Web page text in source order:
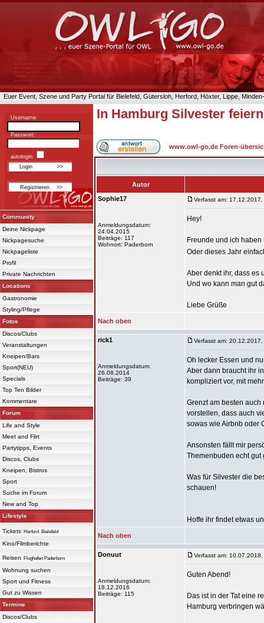
Euer Event, Szene und Party Portal für Bielefeld, Gütersloh, Herford, Höxter, Lippe,
Username:
Passwort:
autologin:
Community
Deine Nickpage
Nickpagesuche
Nickpageliste
Profil
Private Nachrichten
Locations
Gastronomie
Styling/Pflege
Fotos
Discos/Clubs
Veranstaltungen
Kneipen/Bars
Sport(NEU)
Specials
Top Ten Bilder
Kommentare
Forum
Life and Style
Meet and Flirt
Partytipps, Events
Discos, Clubs
Kneipen, Bistros
Sport
Suche im Forum
New and Top
Lifestyle
Tickets Herford Bielefeld
Kino/Filmberichte
Reisen Flughafen Paderborn
Wohnung suchen
Sport und Fitness
Gut zu Wissen
Termine
Discos/Clubs
In Hamburg Silvester
www.owl-go.de Foren-
Autor
Sophie17
Anmeldungsdatum:
24.04.2015
Beiträge: 117
Wohnort: Paderborn
Verfasst am:
Hey!
Freunde und ich
Oder dieses Jahr
Aber denkt ihr, dass es
Und wo kann man gut
Liebe Grüße
Nach oben
rick1
Anmeldungsdatum:
26.08.2014
Beiträge: 39
Verfasst am:
Oh lecker Essen und
Aber dann braucht ihr
kompliziert vor, mit
Grenzt am besten
vorstellen, dass auch
sowas wie Airbnb oder
Ansonsten fällt mir
Themenbuden echt
Was für Silvester die
schauen!
Hoffe ihr findet etwas
Nach oben
Donuut
Anmeldungsdatum:
18.12.2016
Beiträge: 115
Verfasst am:
Guten Abend!
Das ist in der Tat eine
Hamburg verbringen